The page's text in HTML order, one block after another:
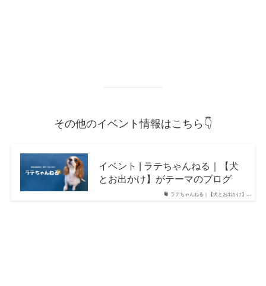
その他のイベント情報はこちら👇
ラテちゃんねる｜【犬とお出かけ】...
イベント | ラテちゃんねる｜【犬
とお出かけ】がテーマのブログ